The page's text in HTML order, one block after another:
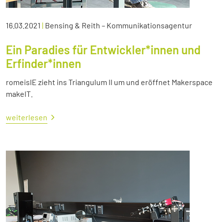
16.03.2021 | Bensing & Reith – Kommunikationsagentur
Ein Paradies für Entwickler*innen und
Erfinder*innen
romeisIE zieht ins Triangulum II um und eröffnet Makerspace
makeIT.
weiterlesen